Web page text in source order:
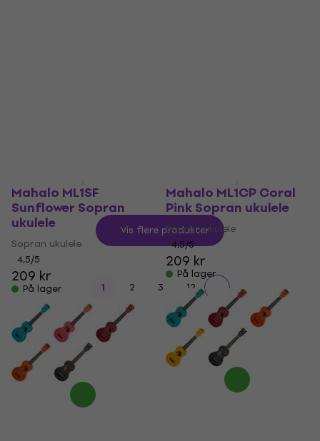
Mahalo ML1SF
Sunflower Sopran
ukulele
Sopran ukulele
4,5/5
209 kr
På lager
Mahalo ML1CP Coral
Pink Sopran ukulele
Sopran ukulele
4,5/5
209 kr
På lager
Vis flere produkter
1 2 3 12